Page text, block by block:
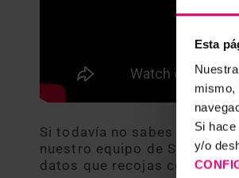
Esta
mismo,
Si
y/o
Si todavía no sabes qué
nuestro equipo de Success,
datos que recojas con